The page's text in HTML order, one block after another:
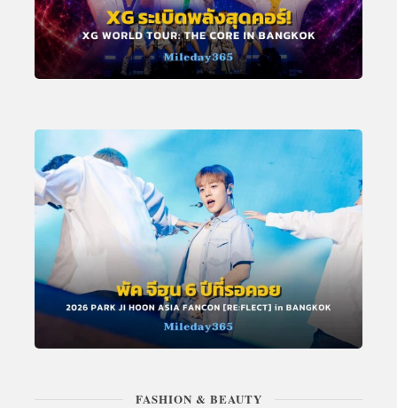
FASHION & BEAUTY